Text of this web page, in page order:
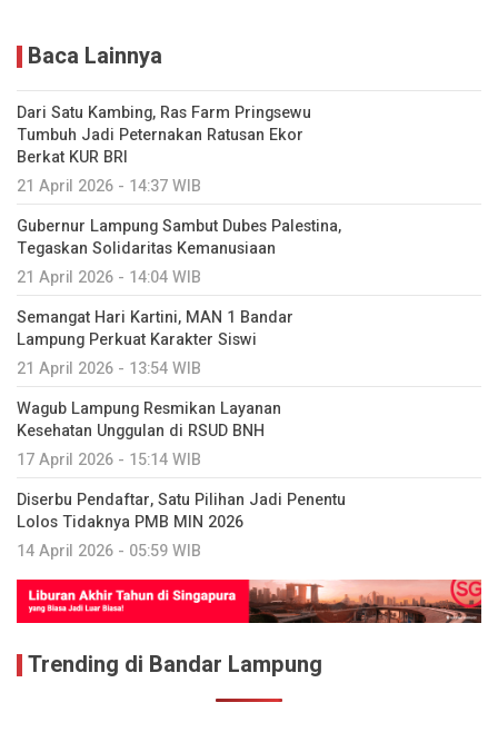
Baca Lainnya
Dari Satu Kambing, Ras Farm Pringsewu
Tumbuh Jadi Peternakan Ratusan Ekor
Berkat KUR BRI
21 April 2026 - 14:37 WIB
Gubernur Lampung Sambut Dubes Palestina,
Tegaskan Solidaritas Kemanusiaan
21 April 2026 - 14:04 WIB
Semangat Hari Kartini, MAN 1 Bandar
Lampung Perkuat Karakter Siswi
21 April 2026 - 13:54 WIB
Wagub Lampung Resmikan Layanan
Kesehatan Unggulan di RSUD BNH
17 April 2026 - 15:14 WIB
Diserbu Pendaftar, Satu Pilihan Jadi Penentu
Lolos Tidaknya PMB MIN 2026
14 April 2026 - 05:59 WIB
Trending di Bandar Lampung